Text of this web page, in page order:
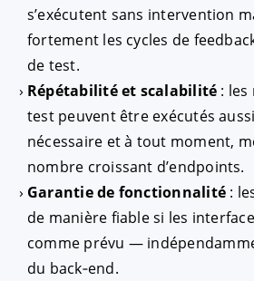
s’exécutent sans intervention
fortement les cycles de
de test.
Répétabilité et scalabilité : les
test peuvent être exécutés
nécessaire et à tout moment,
nombre croissant d’endpoints.
Garantie de fonctionnalité:
de manière fiable si les
comme prévu —
du back‑end.